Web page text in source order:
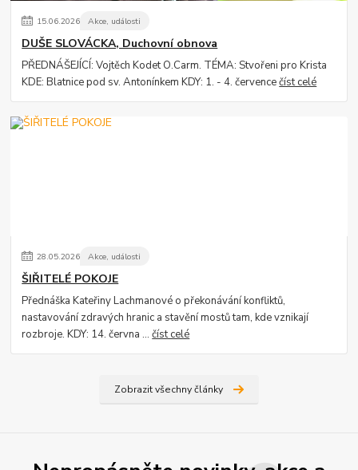
15.06.2026 Akce, události
DUŠE SLOVÁCKA, Duchovní obnova
PŘEDNÁŠEJÍCÍ: Vojtěch Kodet O.Carm. TÉMA: Stvořeni pro Krista
KDE: Blatnice pod sv. Antonínkem KDY: 1. - 4. červencečíst celé
28.05.2026 Akce, události
ŠIŘITELÉ POKOJE
Přednáška Kateřiny Lachmanové o překonávání konfliktů,
nastavování zdravých hranic a stavění mostů tam, kde vznikají
rozbroje. KDY: 14. června ...číst celé
Zobrazit všechny články